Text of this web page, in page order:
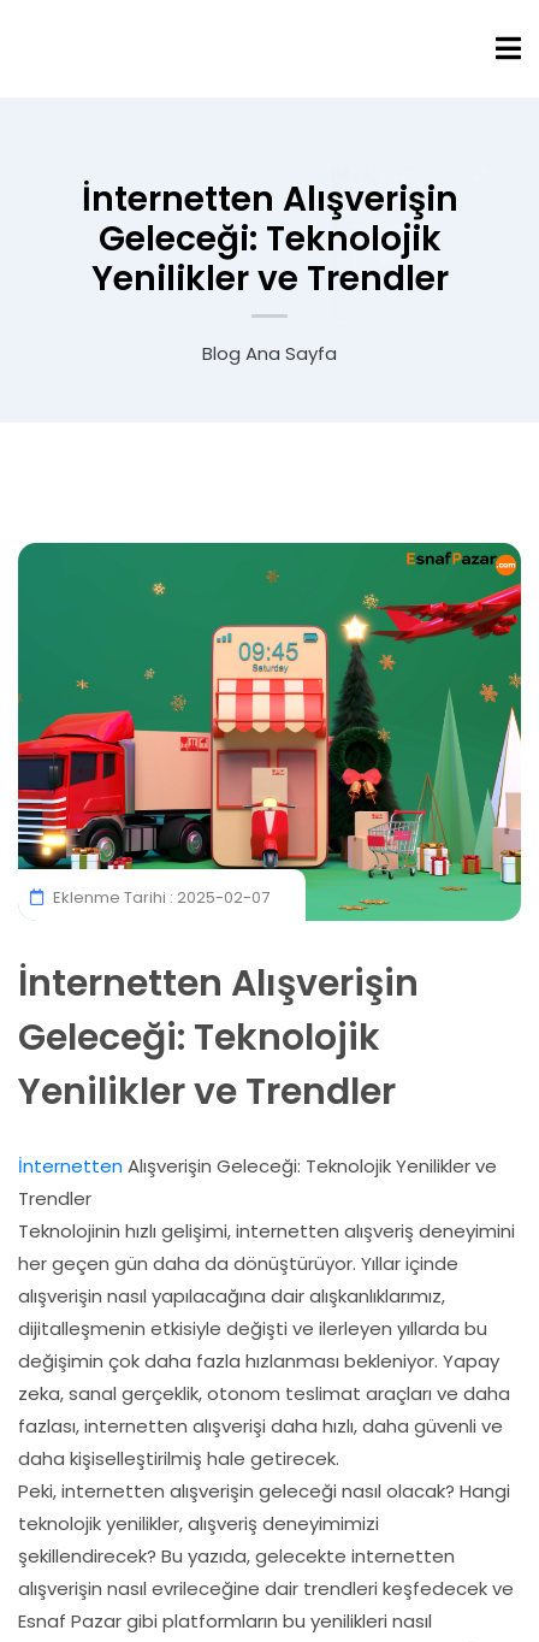
İnternetten Alışverişin
Geleceği: Teknolojik
Yenilikler ve Trendler
Blog Ana Sayfa
Eklenme Tarihi : 2025-02-07
İnternetten Alışverişin
Geleceği: Teknolojik
Yenilikler ve Trendler
İnternettenAlışverişin Geleceği: Teknolojik Yenilikler ve
Trendler
Teknolojinin hızlı gelişimi, internetten alışveriş deneyimini
her geçen gün daha da dönüştürüyor. Yıllar içinde
alışverişin nasıl yapılacağına dair alışkanlıklarımız,
dijitalleşmenin etkisiyle değişti ve ilerleyen yıllarda bu
değişimin çok daha fazla hızlanması bekleniyor. Yapay
zeka, sanal gerçeklik, otonom teslimat araçları ve daha
fazlası, internetten alışverişi daha hızlı, daha güvenli ve
daha kişiselleştirilmiş hale getirecek.
Peki, internetten alışverişin geleceği nasıl olacak? Hangi
teknolojik yenilikler, alışveriş deneyimimizi
şekillendirecek? Bu yazıda, gelecekte internetten
alışverişin nasıl evrileceğine dair trendleri keşfedecek ve
Esnaf Pazar gibi platformların bu yenilikleri nasıl